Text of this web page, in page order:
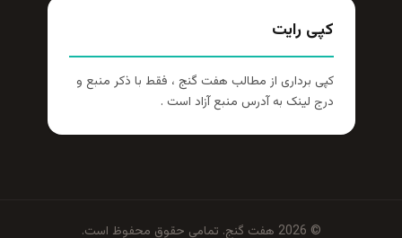
کپی رایت
کپی برداری از مطالب هفت گنج ، فقط با ذکر منبع و
درج لینک به آدرس منبع آزاد است .
© 2026 هفت گنج. تمامی حقوق محفوظ است.